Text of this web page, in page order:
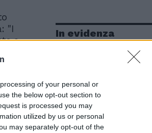
of your personal or
the below opt-out section to
is processed you may
utilized by us or personal
may separately opt-out of the
"I
a
a
al
di
In evidenza